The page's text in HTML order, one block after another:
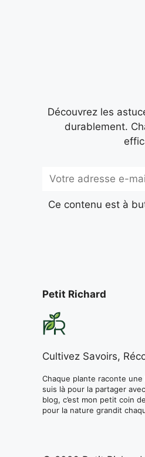
Découvrez les
durablement.
Ce contenu est à
Petit Richard
Cultivez Savoirs,
Chaque plante raconte
suis là pour la partager
blog, c’est mon petit coin
pour la nature grandit